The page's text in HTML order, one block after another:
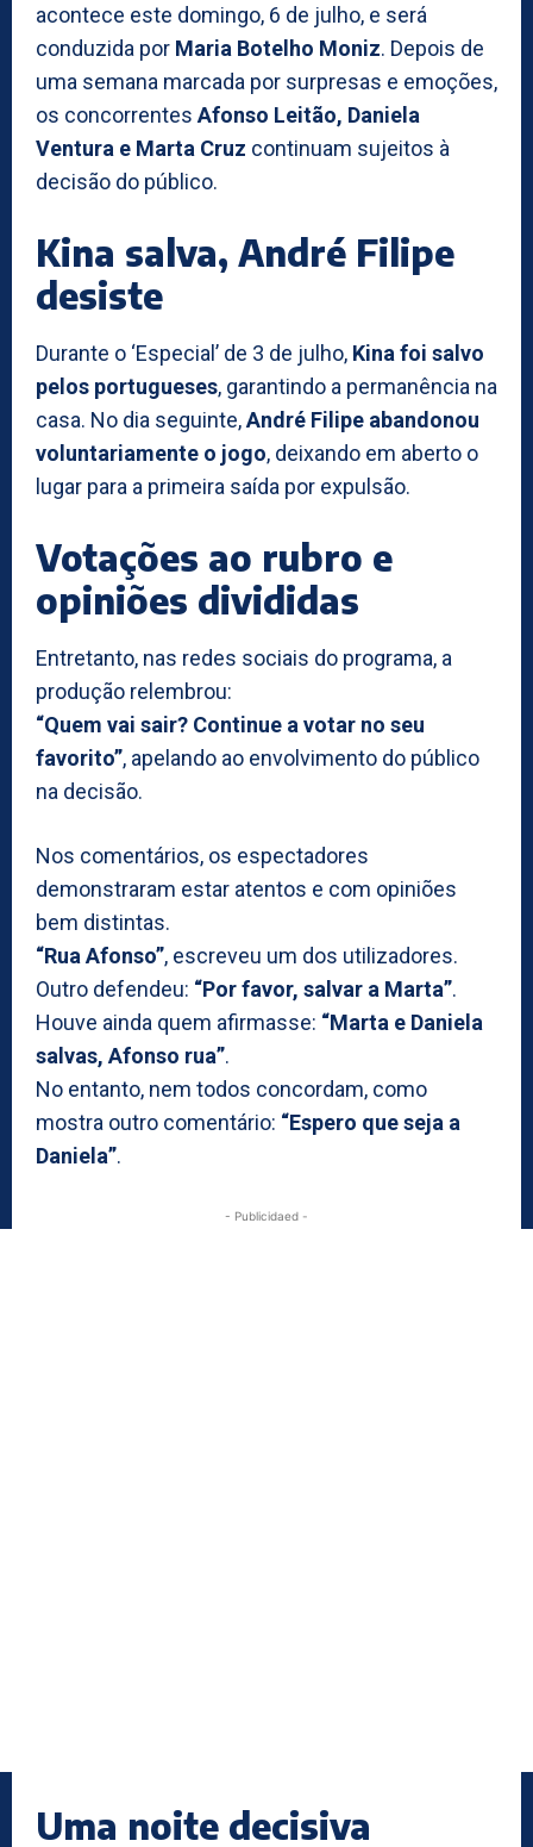
acontece este domingo, 6 de julho, e será
conduzida por Maria Botelho Moniz. Depois de
uma semana marcada por surpresas e emoções,
os concorrentes Afonso Leitão, Daniela
Ventura e Marta Cruz continuam sujeitos à
decisão do público.
Kina salva, André Filipe
desiste
Durante o ‘Especial’ de 3 de julho, Kina foi salvo
pelos portugueses, garantindo a permanência na
casa. No dia seguinte,André Filipe abandonou
voluntariamente o jogo, deixando em aberto o
lugar para a primeira saída por expulsão.
Votações ao rubro e
opiniões divididas
Entretanto, nas redes sociais do programa, a
produção relembrou:
“Quem vai sair? Continue a votar no seu
favorito”, apelando ao envolvimento do público
na decisão.
Nos comentários, os espectadores
demonstraram estar atentos e com opiniões
bem distintas.
“Rua Afonso”, escreveu um dos utilizadores.
Outro defendeu: “Por favor, salvar a Marta”.
Houve ainda quem afirmasse: “Marta e Daniela
salvas, Afonso rua”.
No entanto, nem todos concordam, como
mostra outro comentário: “Espero que seja a
Daniela”.
- Publicidaed -
Uma noite decisiva